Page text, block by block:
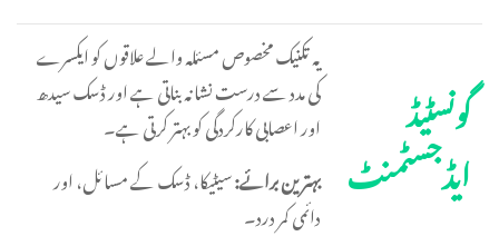
گونسٹیڈ
ایڈجسٹمنٹ
یہ تکنیک مخصوص مسئلہ والے علاقوں کو ایکسرے
کی مدد سے درست نشانہ بناتی ہے اور ڈسک سیدھ
اور اعصابی کارکردگی کو بہتر کرتی ہے۔
بہترین برائے:سیٹیکا، ڈسک کے مسائل، اور
دائمی کمر درد۔